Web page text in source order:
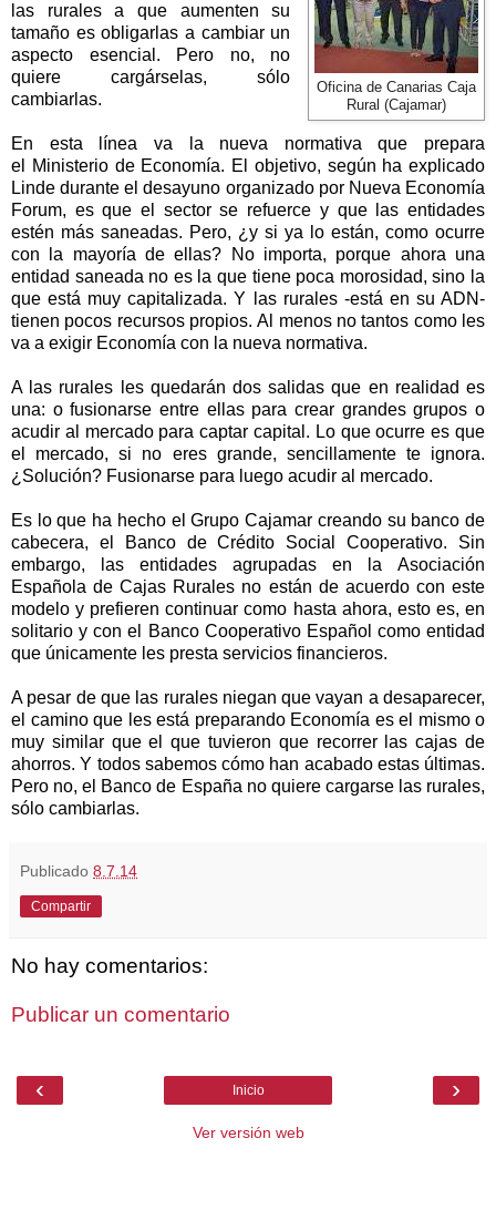
Oficina de Canarias Caja
Rural (Cajamar)
las rurales a que aumenten su
tamaño es obligarlas a cambiar un
aspecto esencial. Pero no, no
quiere cargárselas, sólo
cambiarlas.
En esta línea va la nueva normativa que prepara
el Ministerio de Economía. El objetivo, según ha explicado
Linde durante el desayuno organizado por Nueva Economía
Forum, es que el sector se refuerce y que las entidades
estén más saneadas. Pero, ¿y si ya lo están, como ocurre
con la mayoría de ellas? No importa, porque ahora una
entidad saneada no es la que tiene poca morosidad, sino la
que está muy capitalizada. Y las rurales -está en su ADN-
tienen pocos recursos propios. Al menos no tantos como les
va a exigir Economía con la nueva normativa.
A las rurales les quedarán dos salidas que en realidad es
una: o fusionarse entre ellas para crear grandes grupos o
acudir al mercado para captar capital. Lo que ocurre es que
el mercado, si no eres grande, sencillamente te ignora.
¿Solución? Fusionarse para luego acudir al mercado.
Es lo que ha hecho el Grupo Cajamar creando su banco de
cabecera, el Banco de Crédito Social Cooperativo. Sin
embargo, las entidades agrupadas en la Asociación
Española de Cajas Rurales no están de acuerdo con este
modelo y prefieren continuar como hasta ahora, esto es, en
solitario y con el Banco Cooperativo Español como entidad
que únicamente les presta servicios financieros.
A pesar de que las rurales niegan que vayan a desaparecer,
el camino que les está preparando Economía es el mismo o
muy similar que el que tuvieron que recorrer las cajas de
ahorros. Y todos sabemos cómo han acabado estas últimas.
Pero no, el Banco de España no quiere cargarse las rurales,
sólo cambiarlas.
Publicado 8.7.14
Compartir
No hay comentarios:
Publicar un comentario
‹ ›
Inicio
Ver versión web